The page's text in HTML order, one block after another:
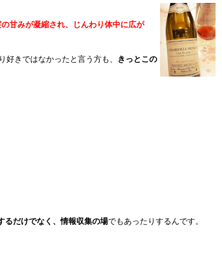
甘みが凝縮され、じんわり体中に広が
好きではなかったと言う方も、 きっとこの
るだけでなく、情報収集の場でもあったりするんです。